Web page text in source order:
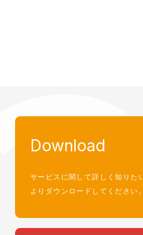
Download
サービスに関して詳しく知りた
よりダウンロードしてください。